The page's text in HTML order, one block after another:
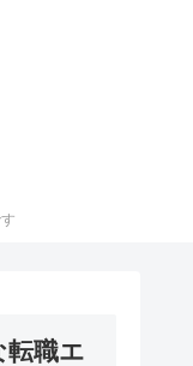
転職エ